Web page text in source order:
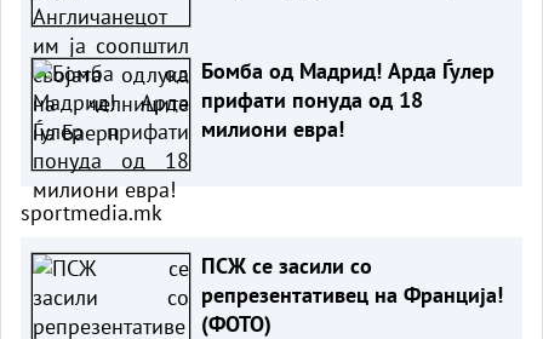
Бомба од Мадрид! Арда Ѓулер
прифати понуда од 18
милиони евра!
sportmedia.mk
ПСЖ се засили со
репрезентативец на Франција!
(ФОТО)